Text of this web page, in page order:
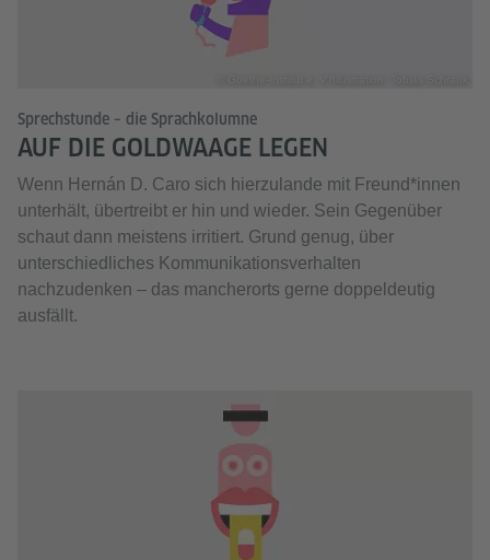
Sprechstunde – die Sprachkolumne
AUF DIE GOLDWAAGE LEGEN
Wenn Hernán D. Caro sich hierzulande mit Freund*innen
unterhält, übertreibt er hin und wieder. Sein Gegenüber
schaut dann meistens irritiert. Grund genug, über
unterschiedliches Kommunikationsverhalten
nachzudenken – das mancherorts gerne doppeldeutig
ausfällt.